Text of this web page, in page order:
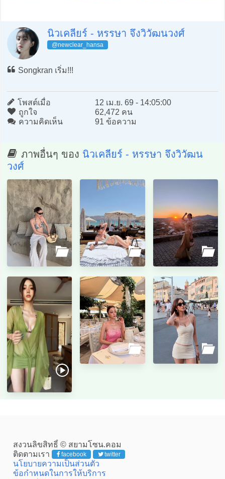
นิวเคลียร์ - หรรษา จึงวิวัฒนวงศ์
@newclear_hansa
Songkran เริ่ม!!!
โพสต์เมื่อ
12 เม.ย. 69 - 14:05:00
ถูกใจ
62,472 คน
ความคิดเห็น
91 ข้อความ
ภาพอื่นๆ ของ นิวเคลียร์ - หรรษา จึงวิวัฒน
วงศ์
สงวนลิขสิทธิ์ © สยามโซน.คอม
ติดตามเรา
facebook twitter
นโยบายความเป็นส่วนตัว
ข้อกำหนดในการให้บริการ